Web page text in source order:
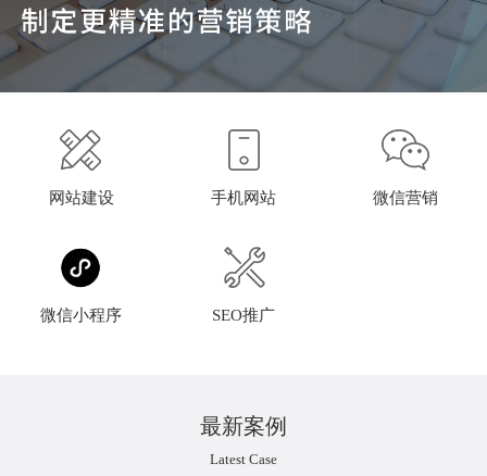
网站建设 手机网站 微信营销
微信小程序 SEO推广
最新案例
Latest Case